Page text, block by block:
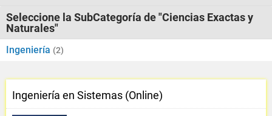
Seleccione la SubCategoría de "Ciencias Exactas y
Naturales"
Ingeniería (2)
Ingeniería en Sistemas (Online)